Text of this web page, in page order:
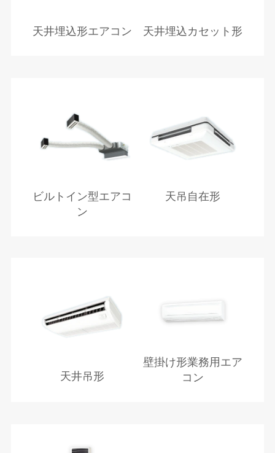
天井埋込形エアコン 天井埋込カセット形
ビルトイン型エアコ
ン
天吊自在形
天井吊形
壁掛け形業務用エア
コン